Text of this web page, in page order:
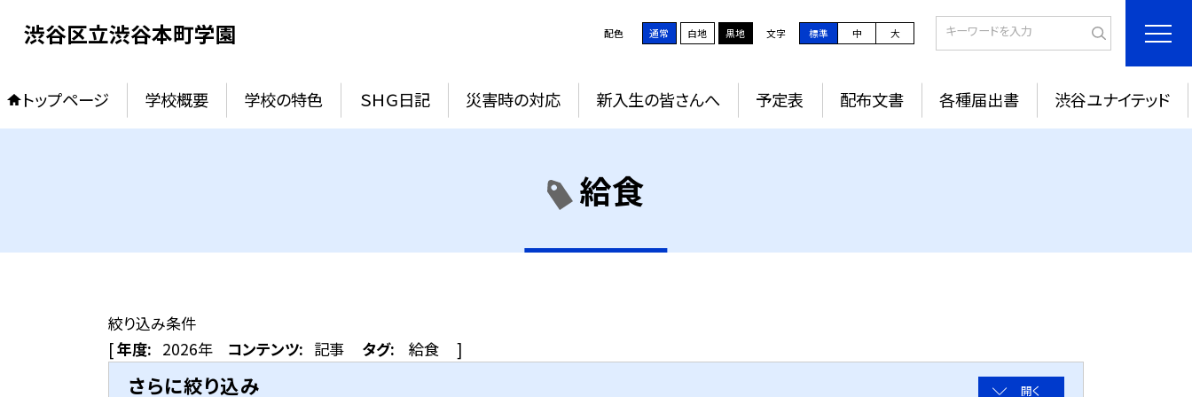
渋谷区立渋谷本町学園 配色 通常 白地 黒地 文字 標準 中 大
トップページ 学校概要 学校の特色 ＳＨＧ日記 災害時の対応 新入生の皆さんへ 予定表 配布文書 各種届出書 渋谷ユナイテッド
給食
絞り込み条件
[年度: 2026年 コンテンツ: 記事 タグ: 給食 ]
さらに絞り込み 開く